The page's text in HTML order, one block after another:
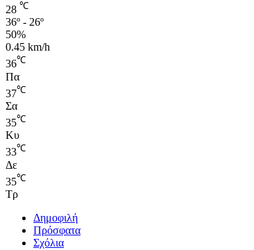
28 ℃
36º - 26º
50%
0.45 km/h
36℃
Πα
37℃
Σα
35℃
Κυ
33℃
Δε
35℃
Τρ
Δημοφιλή
Πρόσφατα
Σχόλια